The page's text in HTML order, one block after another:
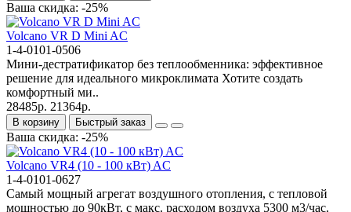
Ваша скидка: -25%
Volcano VR D Mini AC
1-4-0101-0506
Мини‑дестратификатор без теплообменника: эффективное
решение для идеального микроклимата Хотите создать
комфортный ми..
28485р. 21364р.
В корзину Быстрый заказ
Ваша скидка: -25%
Volcano VR4 (10 - 100 кВт) AC
1-4-0101-0627
Самый мощный агрегат воздушного отопления, с тепловой
мощностью до 90кВт, с макс. расходом воздуха 5300 м3/час.